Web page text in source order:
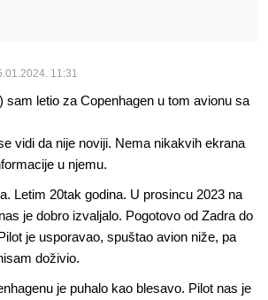
11:31
sam letio za Copenhagen u tom avionu sa
vidi da nije noviji. Nema nikakvih ekrana
u njemu.
Letim 20tak godina. U prosincu 2023 na
je dobro izvaljalo. Pogotovo od Zadra do
je usporavao, spuštao avion niže, pa
doživio.
je puhalo kao blesavo. Pilot nas je